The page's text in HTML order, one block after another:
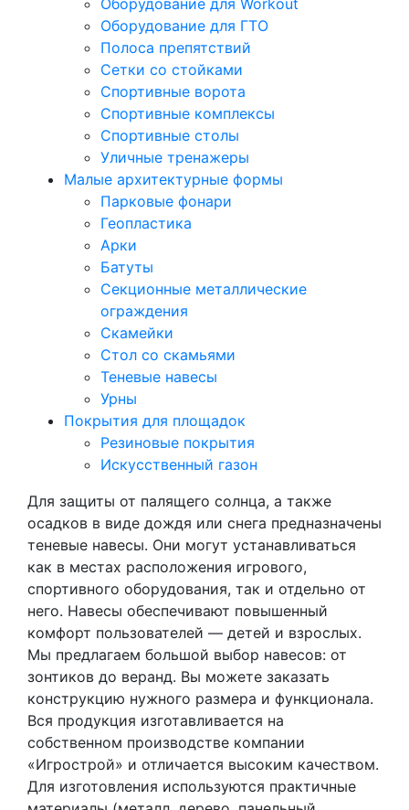
Оборудование для Workout
Оборудование для ГТО
Полоса препятствий
Сетки со стойками
Спортивные ворота
Спортивные комплексы
Спортивные столы
Уличные тренажеры
Малые архитектурные формы
Парковые фонари
Геопластика
Арки
Батуты
Секционные металлические
ограждения
Скамейки
Стол со скамьями
Теневые навесы
Урны
Покрытия для площадок
Резиновые покрытия
Искусственный газон
Для защиты от палящего солнца, а также
осадков в виде дождя или снега предназначены
теневые навесы. Они могут устанавливаться
как в местах расположения игрового,
спортивного оборудования, так и отдельно от
него. Навесы обеспечивают повышенный
комфорт пользователей — детей и взрослых.
Мы предлагаем большой выбор навесов: от
зонтиков до веранд. Вы можете заказать
конструкцию нужного размера и функционала.
Вся продукция изготавливается на
собственном производстве компании
«Игрострой» и отличается высоким качеством.
Для изготовления используются практичные